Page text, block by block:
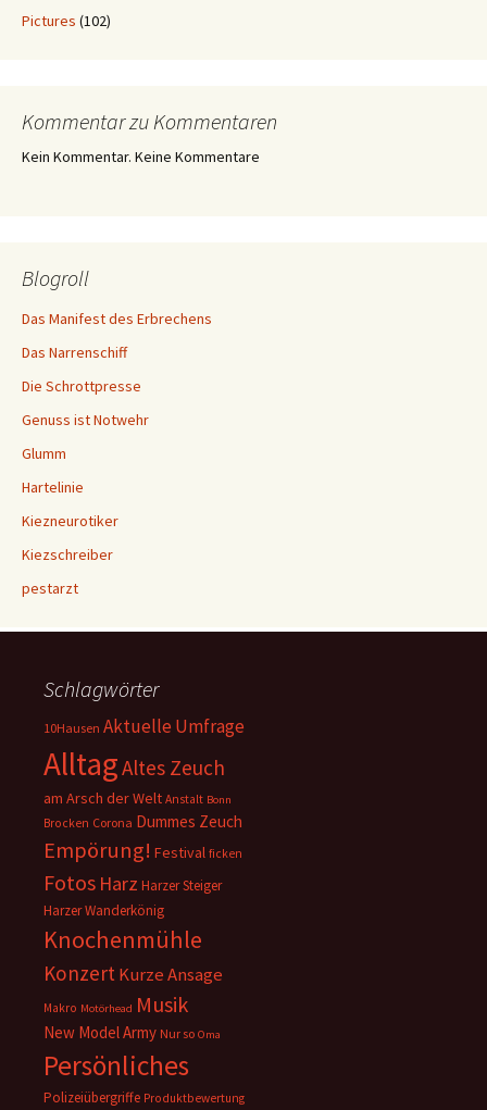
Pictures (102)
Kommentar zu Kommentaren
Kein Kommentar. Keine Kommentare
Blogroll
Das Manifest des Erbrechens
Das Narrenschiff
Die Schrottpresse
Genuss ist Notwehr
Glumm
Hartelinie
Kiezneurotiker
Kiezschreiber
pestarzt
Schlagwörter
10Hausen Aktuelle Umfrage
AlltagAltes Zeuch
am Arsch der Welt Anstalt Bonn
Brocken Corona Dummes Zeuch
Empörung! Festival ficken
Fotos Harz Harzer Steiger
Harzer Wanderkönig
Knochenmühle
KonzertKurze Ansage
Makro Motörhead Musik
New Model Army Nur so Oma
Persönliches
Polizeiübergriffe Produktbewertung